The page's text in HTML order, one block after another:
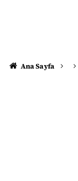
Ana Sayfa